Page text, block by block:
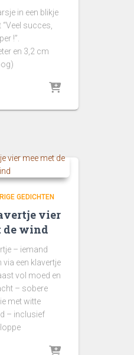
in een blikje
succes,
!”.
en 3,2 cm
GEDICHTEN
vier
de wind
– iemand
een klavertje
vol moed en
– sobere
met witte
– inclusief